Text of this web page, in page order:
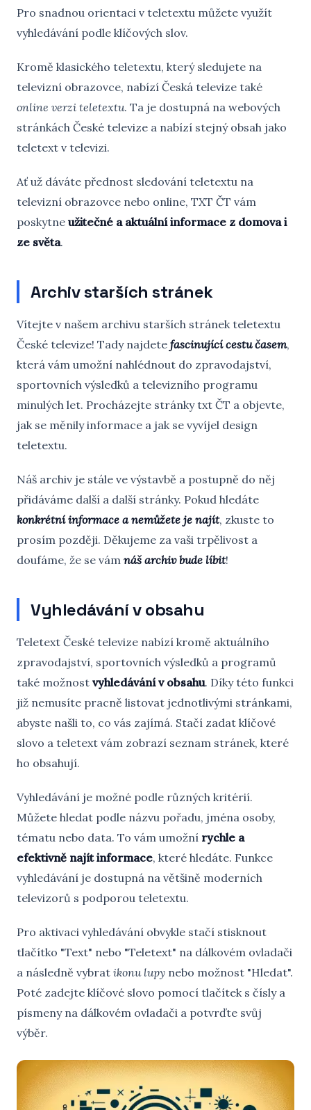
Pro snadnou orientaci v teletextu můžete využít
vyhledávání podle klíčových slov.
Kromě klasického teletextu, který sledujete na
televizní obrazovce, nabízí Česká televize také
online verzi teletextu. Ta je dostupná na webových
stránkách České televize a nabízí stejný obsah jako
teletext v televizi.
Ať už dáváte přednost sledování teletextu na
televizní obrazovce nebo online, TXT ČT vám
poskytne užitečné a aktuální informace z domova i
ze světa.
Archiv starších stránek
Vítejte v našem archivu starších stránek teletextu
České televize! Tady najdete fascinující cestu časem,
která vám umožní nahlédnout do zpravodajství,
sportovních výsledků a televizního programu
minulých let. Procházejte stránky txt ČT a objevte,
jak se měnily informace a jak se vyvíjel design
teletextu.
Náš archiv je stále ve výstavbě a postupně do něj
přidáváme další a další stránky. Pokud hledáte
konkrétní informace a nemůžete je najít, zkuste to
prosím později. Děkujeme za vaši trpělivost a
doufáme, že se vám náš archiv bude líbit!
Vyhledávání v obsahu
Teletext České televize nabízí kromě aktuálního
zpravodajství, sportovních výsledků a programů
také možnost vyhledávání v obsahu. Díky této funkci
již nemusíte pracně listovat jednotlivými stránkami,
abyste našli to, co vás zajímá. Stačí zadat klíčové
slovo a teletext vám zobrazí seznam stránek, které
ho obsahují.
Vyhledávání je možné podle různých kritérií.
Můžete hledat podle názvu pořadu, jména osoby,
tématu nebo data. To vám umožní rychle a
efektivně najít informace, které hledáte. Funkce
vyhledávání je dostupná na většině moderních
televizorů s podporou teletextu.
Pro aktivaci vyhledávání obvykle stačí stisknout
tlačítko "Text" nebo "Teletext" na dálkovém ovladači
a následně vybrat ikonu lupy nebo možnost "Hledat".
Poté zadejte klíčové slovo pomocí tlačítek s čísly a
písmeny na dálkovém ovladači a potvrďte svůj
výběr.